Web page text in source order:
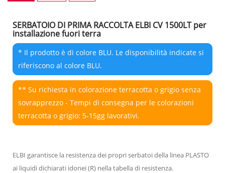
SERBATOIO DI PRIMA RACCOLTA ELBI CV 1500LT per
installazione fuori terra
* Il prodotto è di colore BLU. Le disponibilità indicate si
riferiscono al colore BLU.
** Su richiesta in colorazione terracotta o grigio senza
sovrapprezzo - Tempi di consegna per le colorazioni
terracotta o grigio: 5-15gg lavorativi.
ELBI garantisce la resistenza dei propri serbatoi della linea PLASTO
ai liquidi dichiarati idonei (R) nella tabella di resistenza.